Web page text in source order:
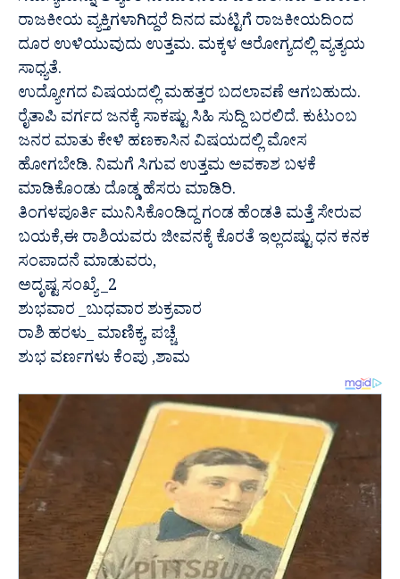
ರಾಜಕೀಯ ವ್ಯಕ್ತಿಗಳಾಗಿದ್ದರೆ ದಿನದ ಮಟ್ಟಿಗೆ ರಾಜಕೀಯದಿಂದ
ದೂರ ಉಳಿಯುವುದು ಉತ್ತಮ. ಮಕ್ಕಳ ಆರೋಗ್ಯದಲ್ಲಿ ವ್ಯತ್ಯಯ
ಸಾಧ್ಯತೆ.
ಉದ್ಯೋಗದ ವಿಷಯದಲ್ಲಿ ಮಹತ್ತರ ಬದಲಾವಣೆ ಆಗಬಹುದು.
ರೈತಾಪಿ ವರ್ಗದ ಜನಕ್ಕೆ ಸಾಕಷ್ಟು ಸಿಹಿ ಸುದ್ದಿ ಬರಲಿದೆ. ಕುಟುಂಬ
ಜನರ ಮಾತು ಕೇಳಿ ಹಣಕಾಸಿನ ವಿಷಯದಲ್ಲಿ ಮೋಸ
ಹೋಗಬೇಡಿ. ನಿಮಗೆ ಸಿಗುವ ಉತ್ತಮ ಅವಕಾಶ ಬಳಕೆ
ಮಾಡಿಕೊಂಡು ದೊಡ್ಡ ಹೆಸರು ಮಾಡಿರಿ.
ತಿಂಗಳಪೂರ್ತಿ ಮುನಿಸಿಕೊಂಡಿದ್ದ ಗಂಡ ಹೆಂಡತಿ ಮತ್ತೆ ಸೇರುವ
ಬಯಕೆ,ಈ ರಾಶಿಯವರು ಜೀವನಕ್ಕೆ ಕೊರತೆ ಇಲ್ಲದಷ್ಟು ಧನ ಕನಕ
ಸಂಪಾದನೆ ಮಾಡುವರು,
ಅದೃಷ್ಟ ಸಂಖ್ಯೆ _2
ಶುಭವಾರ _ಬುಧವಾರ ಶುಕ್ರವಾರ
ರಾಶಿ ಹರಳು_ ಮಾಣಿಕ್ಯ, ಪಚ್ಚೆ
ಶುಭ ವರ್ಣಗಳು ಕೆಂಪು ,ಶಾಮ